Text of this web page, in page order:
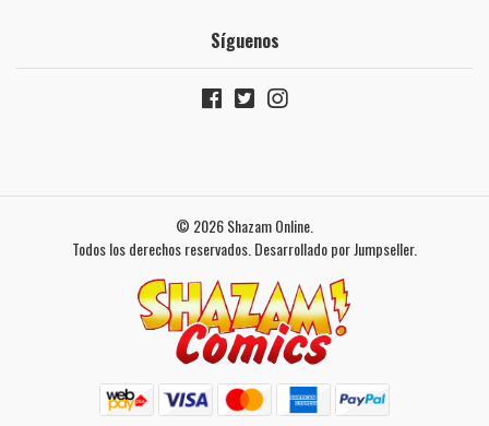
Síguenos
© 2026 Shazam Online.
Todos los derechos reservados. Desarrollado por Jumpseller.